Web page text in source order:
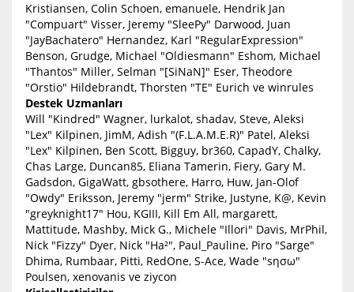
Kristiansen, Colin Schoen, emanuele, Hendrik Jan
"Compuart" Visser, Jeremy "SleePy" Darwood, Juan
"JayBachatero" Hernandez, Karl "RegularExpression"
Benson, Grudge, Michael "Oldiesmann" Eshom, Michael
"Thantos" Miller, Selman "[SiNaN]" Eser, Theodore
"Orstio" Hildebrandt, Thorsten "TE" Eurich ve winrules
Destek Uzmanları
Will "Kindred" Wagner, lurkalot, shadav, Steve, Aleksi
"Lex" Kilpinen, JimM, Adish "(F.L.A.M.E.R)" Patel, Aleksi
"Lex" Kilpinen, Ben Scott, Bigguy, br360, CapadY, Chalky,
Chas Large, Duncan85, Eliana Tamerin, Fiery, Gary M.
Gadsdon, GigaWatt, gbsothere, Harro, Huw, Jan-Olof
"Owdy" Eriksson, Jeremy "jerm" Strike, Justyne, K@, Kevin
"greyknight17" Hou, KGIII, Kill Em All, margarett,
Mattitude, Mashby, Mick G., Michele "Illori" Davis, MrPhil,
Nick "Fizzy" Dyer, Nick "Ha²", Paul_Pauline, Piro "Sarge"
Dhima, Rumbaar, Pitti, RedOne, S-Ace, Wade "sησω"
Poulsen, xenovanis ve ziycon